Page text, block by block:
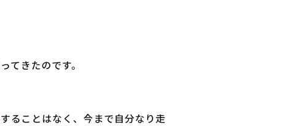
きたのです。
ることはなく、今まで自分なり走